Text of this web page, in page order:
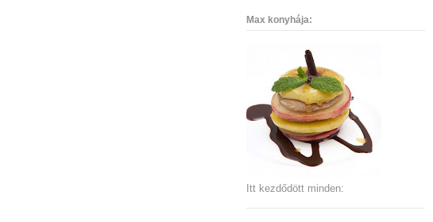
Max konyhája:
Itt kezdődött minden: